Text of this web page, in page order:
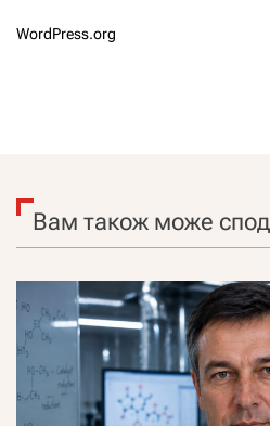
WordPress.org
Вам також може